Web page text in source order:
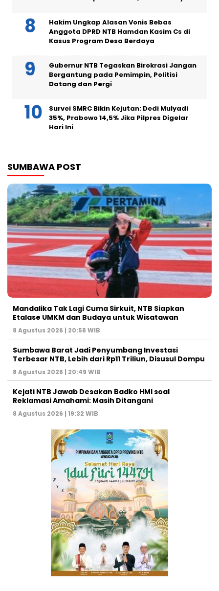
Hakim Ungkap Alasan Vonis Bebas
Anggota DPRD NTB Hamdan Kasim Cs di
Kasus Program Desa Berdaya
Gubernur NTB Tegaskan Birokrasi Jangan
Bergantung pada Pemimpin, Politisi
Datang dan Pergi
Survei SMRC Bikin Kejutan: Dedi Mulyadi
35%, Prabowo 14,5% Jika Pilpres Digelar
Hari Ini
SUMBAWA POST
Mandalika Tak Lagi Cuma Sirkuit, NTB Siapkan
Etalase UMKM dan Budaya untuk Wisatawan
8 Agustus 2026 | 20:58 WIB
Sumbawa Barat Jadi Penyumbang Investasi
Terbesar NTB, Lebih dari Rp11 Triliun, Disusul Dompu
8 Agustus 2026 | 20:49 WIB
Kejati NTB Jawab Desakan Badko HMI soal
Reklamasi Amahami: Masih Ditangani
8 Agustus 2026 | 19:32 WIB